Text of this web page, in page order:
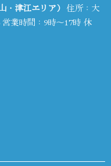
・津江エリア） 住所：大
営業時間：9時～17時 休